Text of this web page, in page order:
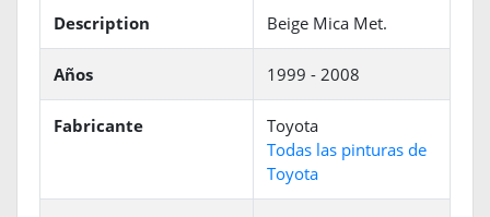
Description Beige Mica Met.
Años 1999 - 2008
Fabricante
Toyota
Todas las pinturas de
Toyota